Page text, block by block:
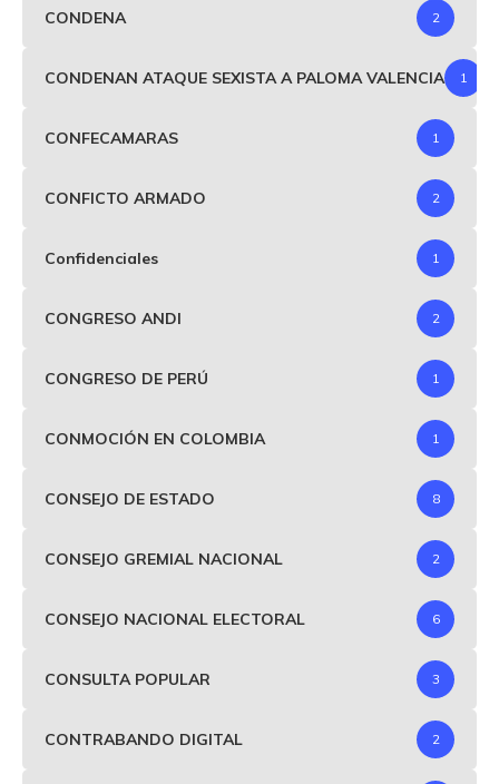
CONDENA 2
CONDENAN ATAQUE SEXISTA A PALOMA VALENCIA 1
CONFECAMARAS 1
CONFICTO ARMADO 2
Confidenciales 1
CONGRESO ANDI 2
CONGRESO DE PERÚ 1
CONMOCIÓN EN COLOMBIA 1
CONSEJO DE ESTADO 8
CONSEJO GREMIAL NACIONAL 2
CONSEJO NACIONAL ELECTORAL 6
CONSULTA POPULAR 3
CONTRABANDO DIGITAL 2